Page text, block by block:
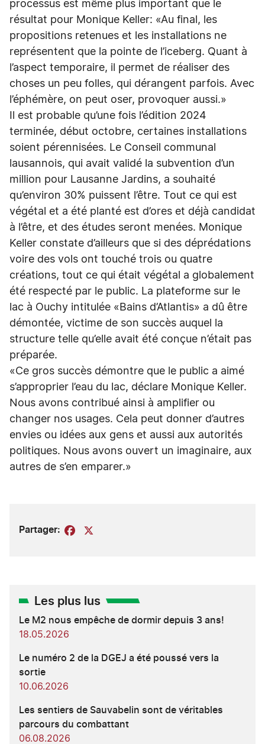
processus est même plus important que le
résultat pour Monique Keller: «Au final, les
propositions retenues et les installations ne
représentent que la pointe de l’iceberg. Quant à
l’aspect temporaire, il permet de réaliser des
choses un peu folles, qui dérangent parfois. Avec
l’éphémère, on peut oser, provoquer aussi.»
Il est probable qu’une fois l’édition 2024
terminée, début octobre, certaines installations
soient pérennisées. Le Conseil communal
lausannois, qui avait validé la subvention d’un
million pour Lausanne Jardins, a souhaité
qu’environ 30% puissent l’être. Tout ce qui est
végétal et a été planté est d’ores et déjà candidat
à l’être, et des études seront menées. Monique
Keller constate d’ailleurs que si des déprédations
voire des vols ont touché trois ou quatre
créations, tout ce qui était végétal a globalement
été respecté par le public. La plateforme sur le
lac à Ouchy intitulée «Bains d’Atlantis» a dû être
démontée, victime de son succès auquel la
structure telle qu’elle avait été conçue n’était pas
préparée.
«Ce gros succès démontre que le public a aimé
s’approprier l’eau du lac, déclare Monique Keller.
Nous avons contribué ainsi à amplifier ou
changer nos usages. Cela peut donner d’autres
envies ou idées aux gens et aussi aux autorités
politiques. Nous avons ouvert un imaginaire, aux
autres de s’en emparer.»
Partager: Facebook
Les plus lus
Le M2 nous empêche de dormir depuis 3 ans!
18.05.2026
Le numéro 2 de la DGEJ a été poussé vers la
sortie
10.06.2026
Les sentiers de Sauvabelin sont de véritables
parcours du combattant
06.08.2026